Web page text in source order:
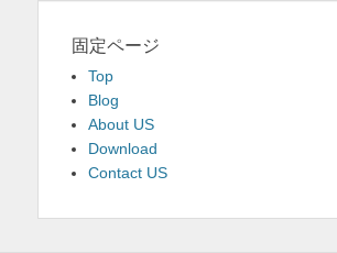
固定ページ
Top
Blog
About US
Download
Contact US